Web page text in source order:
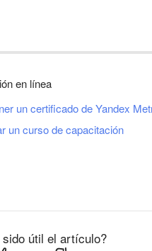
en línea
un certificado de Yandex
un curso de capacitación
sido útil el artículo?